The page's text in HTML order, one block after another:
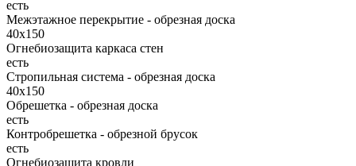
есть
Межэтажное перекрытие - обрезная доска
40х150
Огнебиозащита каркаса стен
есть
Стропильная система - обрезная доска
40х150
Обрешетка - обрезная доска
есть
Контробрешетка - обрезной брусок
есть
Огнебиозащита кровли